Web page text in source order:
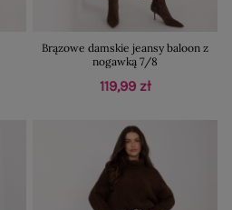
Brązowe damskie jeansy baloon z
nogawką 7/8
119,99 zł